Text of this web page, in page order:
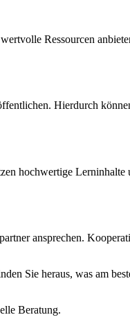
Ressourcen
Hierdurch
hochwertige
ansprechen.
Sie heraus, was am
Beratung.